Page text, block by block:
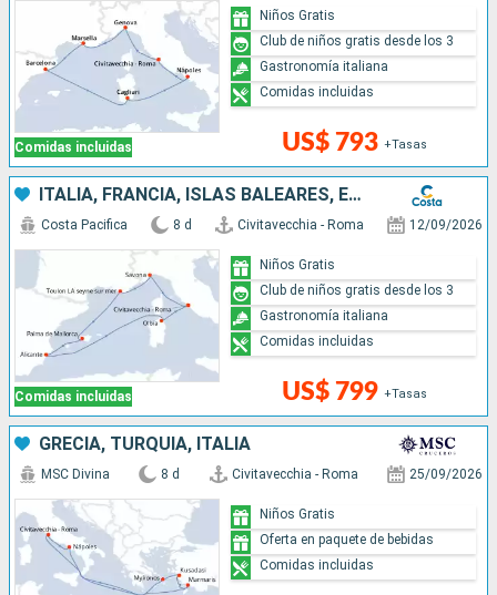
Comidas incluidas US$ 793 +Tasas
Niños Gratis
Club de niños gratis desde los 3
Gastronomía italiana
Comidas incluidas
ITALIA, FRANCIA, ISLAS BALEARES, ESPAÑA
Comidas incluidas
Costa Pacifica 8 d Civitavecchia - Roma 12/09/2026
US$ 799 +Tasas
Niños Gratis
Club de niños gratis desde los 3
Gastronomía italiana
Comidas incluidas
GRECIA, TURQUÍA, ITALIA
MSC Divina 8 d Civitavecchia - Roma 25/09/2026
Niños Gratis
Oferta en paquete de bebidas
Comidas incluidas